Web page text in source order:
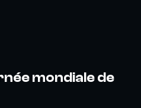
mondiale de